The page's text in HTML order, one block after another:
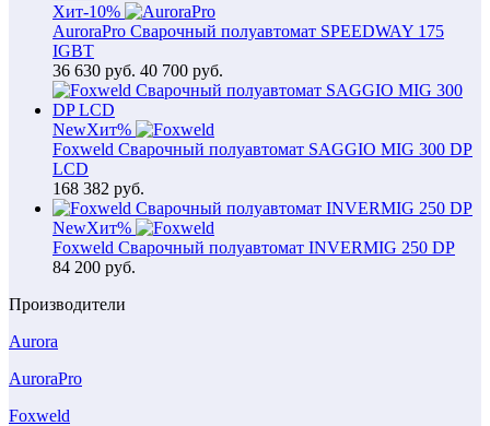
Хит-10%
AuroraPro Сварочный полуавтомат SPEEDWAY 175
IGBT
36 630 руб. 40 700 руб.
NewХит%
Foxweld Сварочный полуавтомат SAGGIO MIG 300 DP
LCD
168 382 руб.
NewХит%
Foxweld Сварочный полуавтомат INVERMIG 250 DP
84 200 руб.
Производители
Aurora
AuroraPro
Foxweld